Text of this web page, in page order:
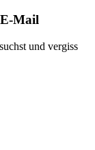
E-Mail
und vergiss